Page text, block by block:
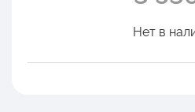
Нет в